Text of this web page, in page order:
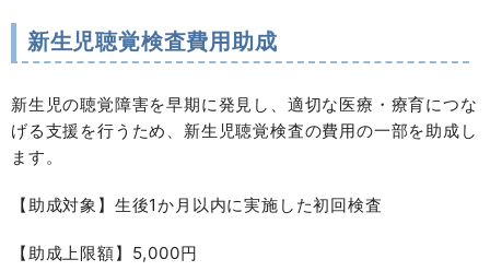
新生児聴覚検査費用助成
新生児の聴覚障害を早期に発見し、適切な医療・療育につな
げる支援を行うため、新生児聴覚検査の費用の一部を助成し
ます。
【助成対象】生後1か月以内に実施した初回検査
【助成上限額】5,000円